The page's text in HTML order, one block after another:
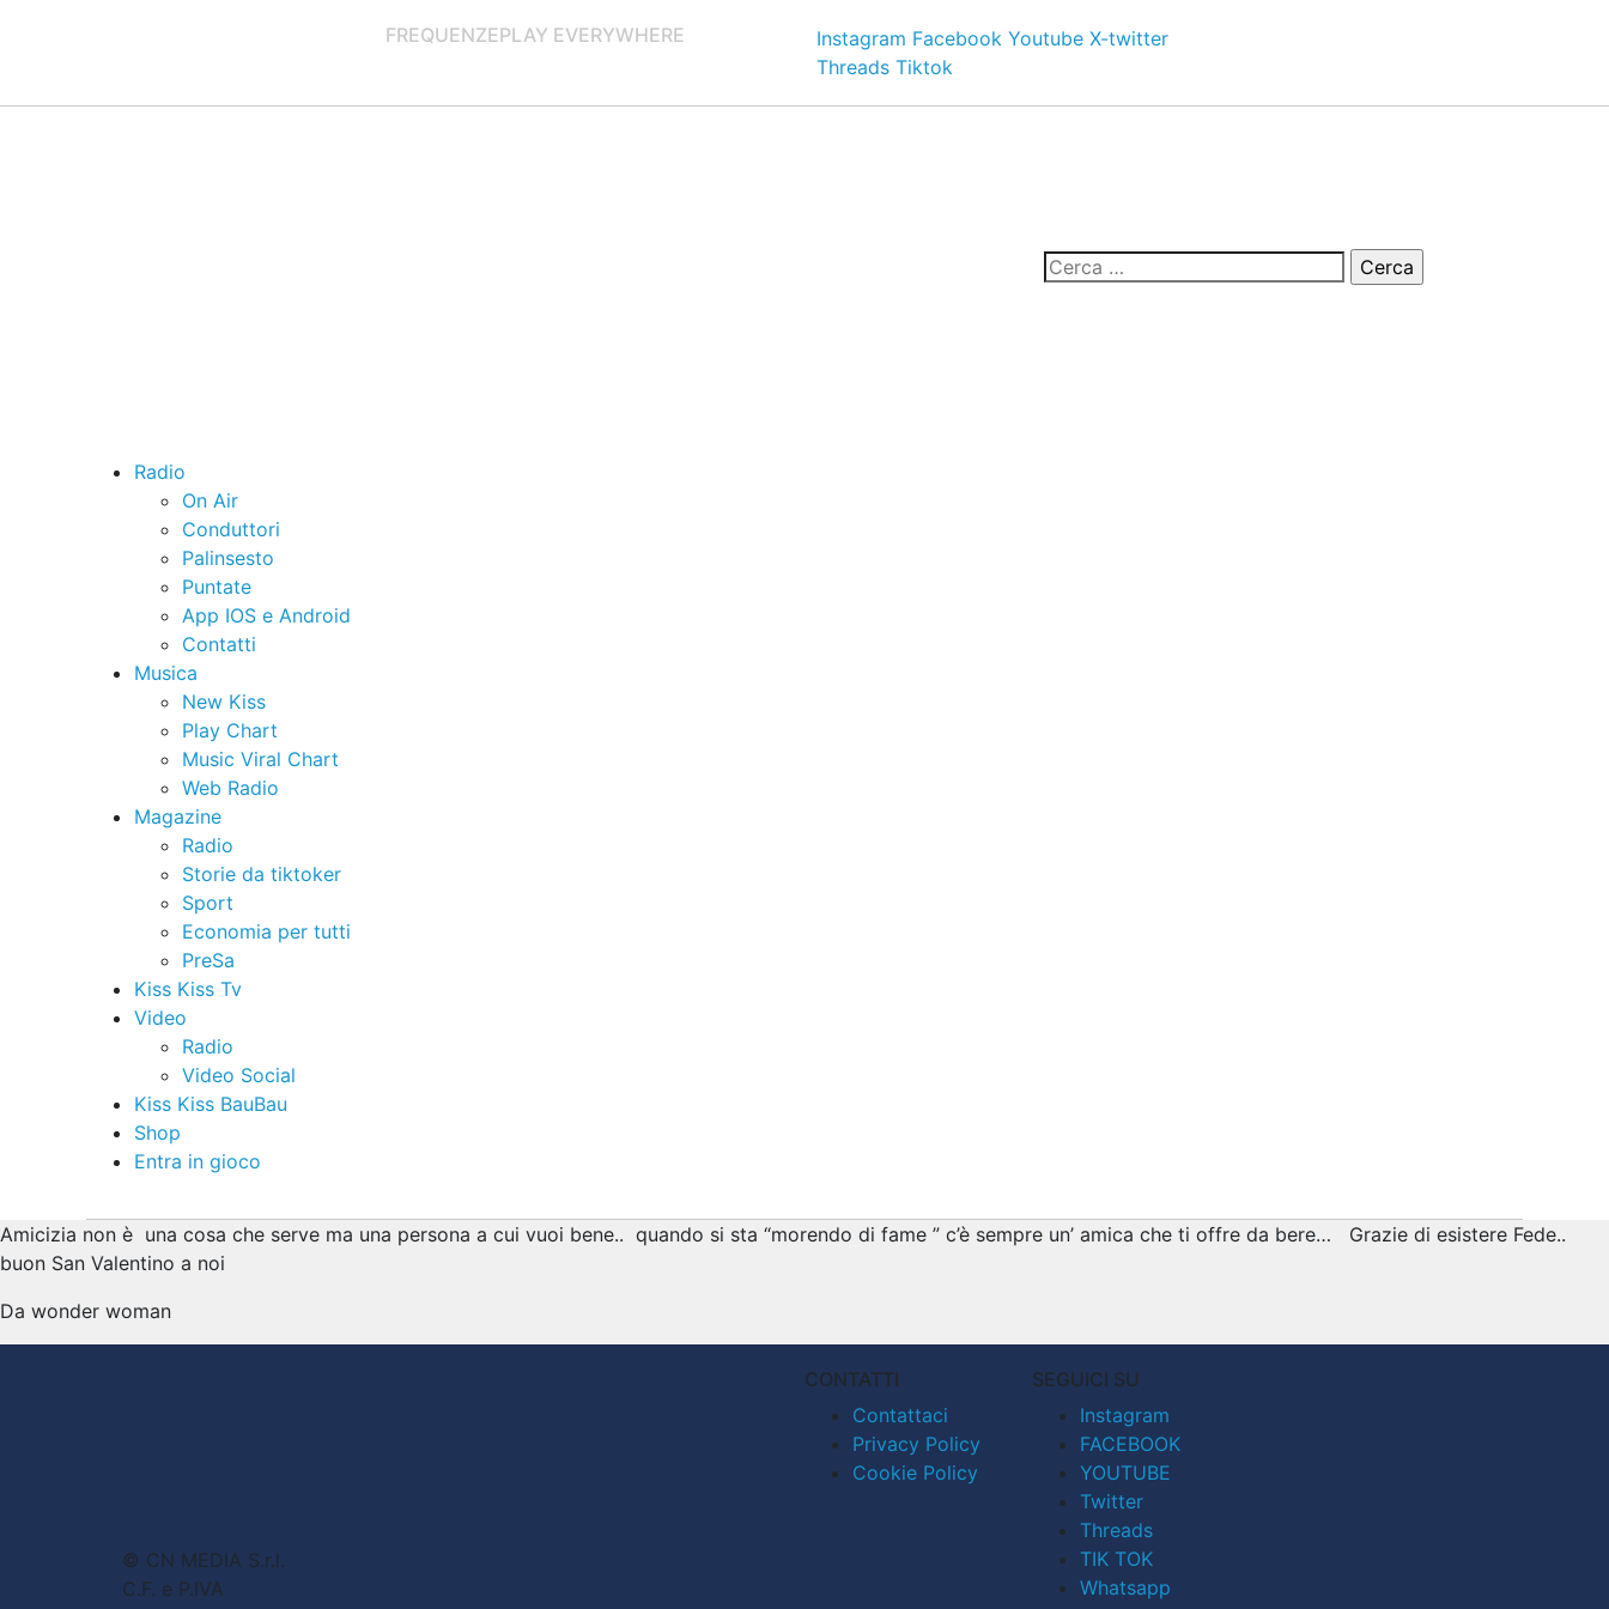
FREQUENZEPLAY EVERYWHERE Instagram Facebook Youtube X-twitter
Threads Tiktok
Radio
On Air
Conduttori
Palinsesto
Puntate
App IOS e Android
Contatti
Musica
New Kiss
Play Chart
Music Viral Chart
Web Radio
Magazine
Radio
Storie da tiktoker
Sport
Economia per tutti
PreSa
Kiss Kiss Tv
Video
Radio
Video Social
Kiss Kiss BauBau
Shop
Entra in gioco
Amicizia non è una cosa che serve ma una persona a cui vuoi bene.. quando si sta “morendo di fame ” c’è sempre un’ amica che ti offre da bere… Grazie di esistere Fede..
buon San Valentino a noi
Da wonder woman
© CN MEDIA S.r.l.
C.F. e P.IVA
CONTATTI
Contattaci
Privacy Policy
Cookie Policy
SEGUICI SU
Instagram
FACEBOOK
YOUTUBE
Twitter
Threads
TIK TOK
Whatsapp